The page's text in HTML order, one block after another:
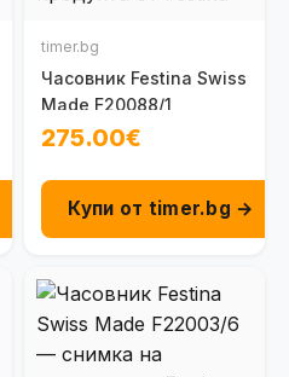
timer.bg
Часовник Festina Swiss
Made F20088/1
275.00€
Купи от timer.bg →